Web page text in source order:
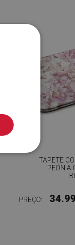
TAPETE
PEÓNIA
PREÇO: 34.99